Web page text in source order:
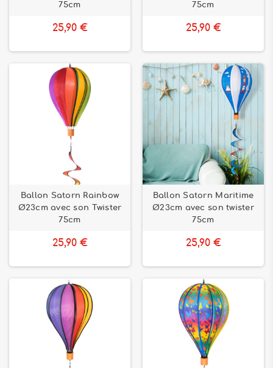
75cm
25,90 €
75cm
25,90 €
Ballon Satorn Rainbow
Ø23cm avec son Twister
75cm
25,90 €
Ballon Satorn Maritime
Ø23cm avec son twister
75cm
25,90 €